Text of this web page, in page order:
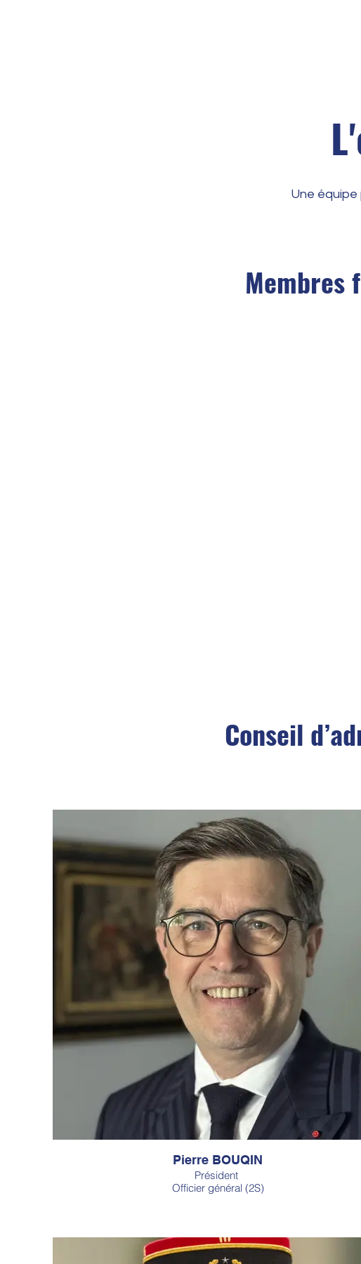
Une équipe
Membres
Conseil
Pierre BOUQIN
Président
Officier général (2S)